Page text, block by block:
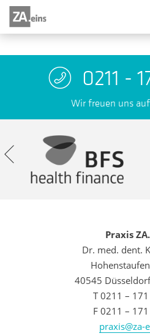
0211 -
Wir freuen uns
Praxis
Dr. med. dent.
40545
T 0211 –
F 0211 –
praxis@za-